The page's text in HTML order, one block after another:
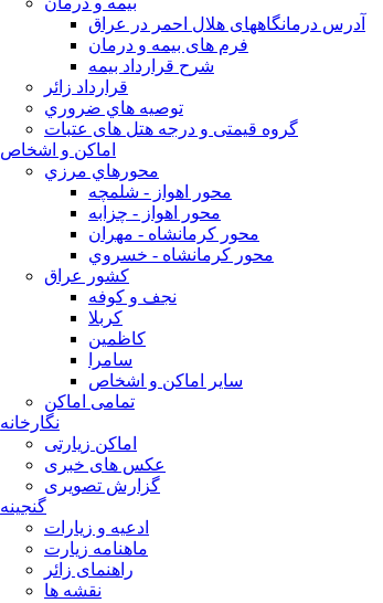
آدرس درمانگاههای هلال احمر در عراق
فرم های بیمه و درمان
شرح قرارداد بیمه
قرارداد زائر
توصيه هاي ضروري
گروه قیمتی و درجه هتل های عتبات
اماکن و اشخاص
محورهاي مرزي
محور اهواز - شلمچه
محور اهواز - چزابه
محور كرمانشاه - مهران
محور كرمانشاه - خسروي
كشور عراق
نجف و كوفه
كربلا
كاظمين
سامرا
ساير اماكن و اشخاص
تمامی اماکن
نگارخانه
اماکن زیارتی
عکس های خبری
گزارش تصویری
گنجینه
ادعیه و زیارات
ماهنامه زیارت
راهنمای زائر
نقشه ها